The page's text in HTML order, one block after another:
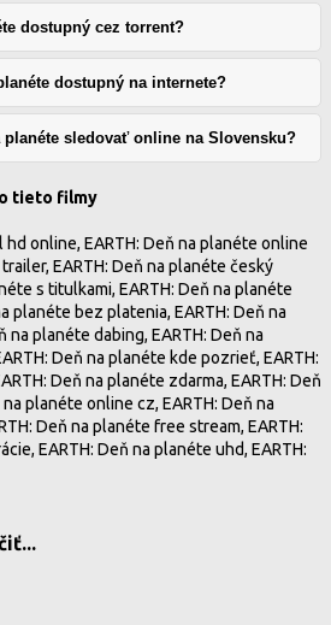
dostupný cez torrent?
dostupný na internete?
planéte sledovať online na Slovensku?
tieto filmy
online, EARTH: Deň na planéte online
EARTH: Deň na planéte český
s titulkami, EARTH: Deň na planéte
planéte bez platenia, EARTH: Deň na
na planéte dabing, EARTH: Deň na
Deň na planéte kde pozrieť, EARTH:
Deň na planéte zdarma, EARTH: Deň
planéte online cz, EARTH: Deň na
Deň na planéte free stream, EARTH:
EARTH: Deň na planéte uhd, EARTH: